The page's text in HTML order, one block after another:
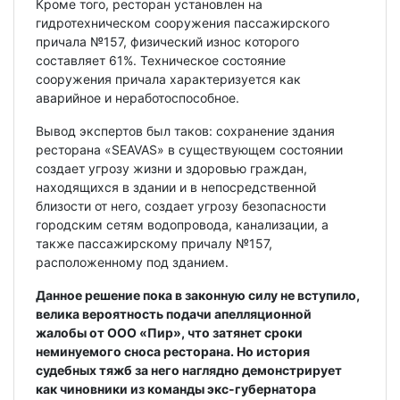
Кроме того, ресторан установлен на
гидротехническом сооружения пассажирского
причала №157, физический износ которого
составляет 61%. Техническое состояние
сооружения причала характеризуется как
аварийное и неработоспособное.
Вывод экспертов был таков: сохранение здания
ресторана «SEAVAS» в существующем состоянии
создает угрозу жизни и здоровью граждан,
находящихся в здании и в непосредственной
близости от него, создает угрозу безопасности
городским сетям водопровода, канализации, а
также пассажирскому причалу №157,
расположенному под зданием.
Данное решение пока в законную силу не вступило,
велика вероятность подачи апелляционной
жалобы от ООО «Пир», что затянет сроки
неминуемого сноса ресторана. Но история
судебных тяжб за него наглядно демонстрирует
как чиновники из команды экс-губернатора